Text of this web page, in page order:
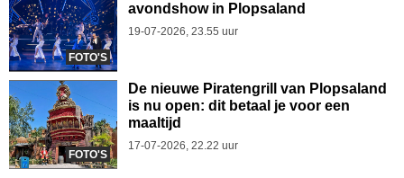
FOTO'S
avondshow in Plopsaland
19-07-2026, 23.55 uur
FOTO'S
De nieuwe Piratengrill van Plopsaland
is nu open: dit betaal je voor een
maaltijd
17-07-2026, 22.22 uur